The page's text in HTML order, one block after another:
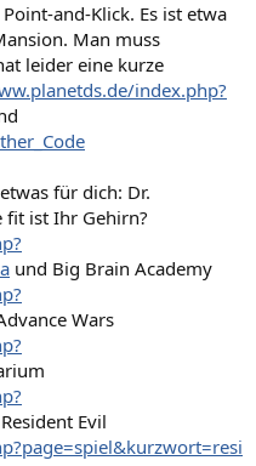
and-Klick. Es ist etwa
Man muss
leider eine kurze
index.php?
für dich: Dr.
fit ist Ihr Gehirn?
und Big Brain Academy
Wars
Evil